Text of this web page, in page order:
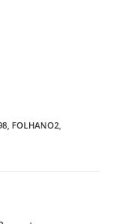
FOLHANO2